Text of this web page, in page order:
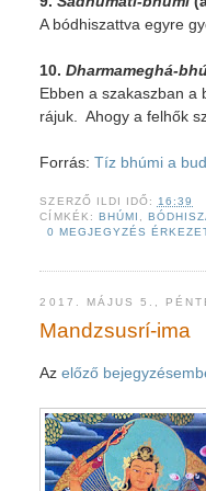
A bódhiszattva egyre
10.Dharmameghá-
Ebben a szakaszban a
rájuk. Ahogy a felhők
Forrás:Tíz bhúmi a
SZERZŐ ILDI IDŐ: 16:39
CÍMKÉK: BHÚMI
0 MEGJEGYZÉS
2017. MÁJUS 5.,
Mandzsusrí-ima
Azelőző